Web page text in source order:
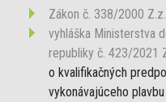
Zákon č. 338/2000
vyhláška Ministerstva
republiky č. 423/2021
o kvalifikačných
vykonávajúceho